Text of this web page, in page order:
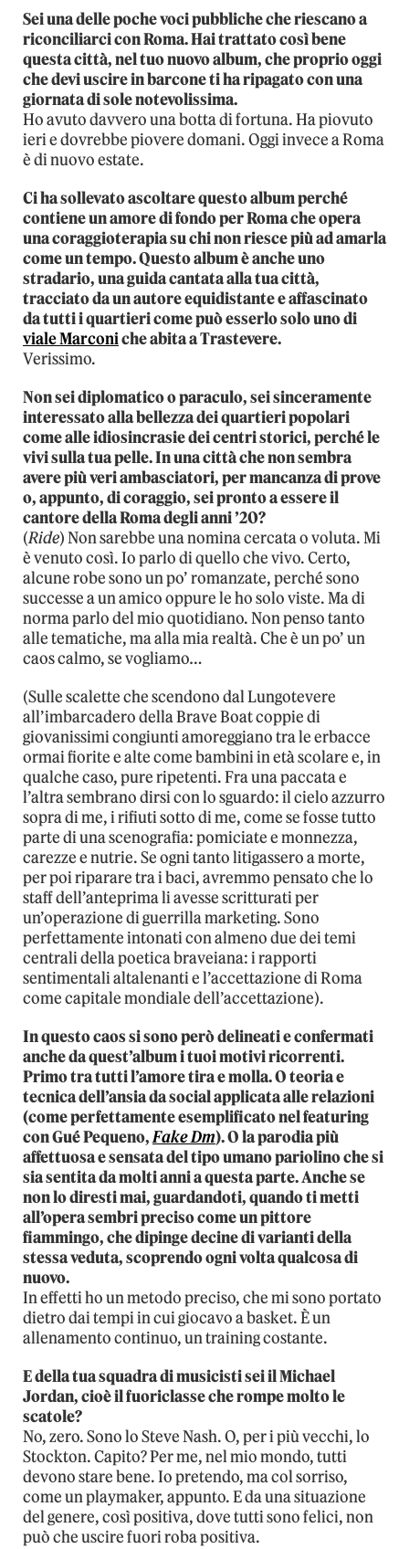
Sei una delle poche voci pubbliche che riescano a
riconciliarci con Roma. Hai trattato così bene
questa città, nel tuo nuovo album, che proprio oggi
che devi uscire in barcone ti ha ripagato con una
giornata di sole notevolissima.
Ho avuto davvero una botta di fortuna. Ha piovuto
ieri e dovrebbe piovere domani. Oggi invece a Roma
è di nuovo estate.
Ci ha sollevato ascoltare questo album perché
contiene un amore di fondo per Roma che opera
una coraggioterapia su chi non riesce più ad amarla
come un tempo. Questo album è anche uno
stradario, una guida cantata alla tua città,
tracciato da un autore equidistante e affascinato
da tutti i quartieri come può esserlo solo uno di
viale Marconiche abita a Trastevere.
Verissimo.
Non sei diplomatico o paraculo, sei sinceramente
interessato alla bellezza dei quartieri popolari
come alle idiosincrasie dei centri storici, perché le
vivi sulla tua pelle. In una città che non sembra
avere più veri ambasciatori, per mancanza di prove
o, appunto, di coraggio, sei pronto a essere il
cantore della Roma degli anni ’20?
(Ride) Non sarebbe una nomina cercata o voluta. Mi
è venuto così. Io parlo di quello che vivo. Certo,
alcune robe sono un po’ romanzate, perché sono
successe a un amico oppure le ho solo viste. Ma di
norma parlo del mio quotidiano. Non penso tanto
alle tematiche, ma alla mia realtà. Che è un po’ un
caos calmo, se vogliamo…
(Sulle scalette che scendono dal Lungotevere
all’imbarcadero della Brave Boat coppie di
giovanissimi congiunti amoreggiano tra le erbacce
ormai fiorite e alte come bambini in età scolare e, in
qualche caso, pure ripetenti. Fra una paccata e
l’altra sembrano dirsi con lo sguardo: il cielo azzurro
sopra di me, i rifiuti sotto di me, come se fosse tutto
parte di una scenografia: pomiciate e monnezza,
carezze e nutrie. Se ogni tanto litigassero a morte,
per poi riparare tra i baci, avremmo pensato che lo
staff dell’anteprima li avesse scritturati per
un’operazione di guerrilla marketing. Sono
perfettamente intonati con almeno due dei temi
centrali della poetica braveiana: i rapporti
sentimentali altalenanti e l’accettazione di Roma
come capitale mondiale dell’accettazione).
In questo caos si sono però delineati e confermati
anche da quest’album i tuoi motivi ricorrenti.
Primo tra tutti l’amore tira e molla. O teoria e
tecnica dell’ansia da social applicata alle relazioni
(come perfettamente esemplificato nel featuring
con Gué Pequeno,Fake Dm). O la parodia più
affettuosa e sensata del tipo umano pariolino che si
sia sentita da molti anni a questa parte. Anche se
non lo diresti mai, guardandoti, quando ti metti
all’opera sembri preciso come un pittore
fiammingo, che dipinge decine di varianti della
stessa veduta, scoprendo ogni volta qualcosa di
nuovo.
In effetti ho un metodo preciso, che mi sono portato
dietro dai tempi in cui giocavo a basket. È un
allenamento continuo, un training costante.
E della tua squadra di musicisti sei il Michael
Jordan, cioè il fuoriclasse che rompe molto le
scatole?
No, zero. Sono lo Steve Nash. O, per i più vecchi, lo
Stockton. Capito? Per me, nel mio mondo, tutti
devono stare bene. Io pretendo, ma col sorriso,
come un playmaker, appunto. E da una situazione
del genere, così positiva, dove tutti sono felici, non
può che uscire fuori roba positiva.